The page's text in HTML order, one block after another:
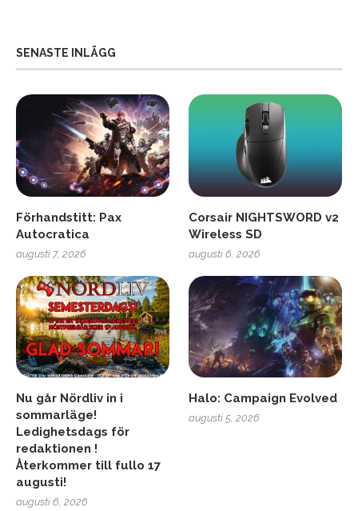
SENASTE INLÄGG
Förhandstitt: Pax
Autocratica
augusti 7, 2026
Corsair NIGHTSWORD v2
Wireless SD
augusti 6, 2026
Nu går Nördliv in i
sommarläge!
Ledighetsdags för
redaktionen !
Återkommer till fullo 17
augusti!
augusti 6, 2026
Halo: Campaign Evolved
augusti 5, 2026